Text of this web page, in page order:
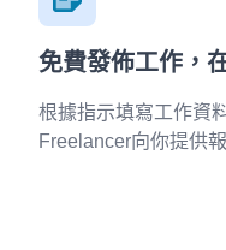
免費發佈工作，
根據指示填寫工作資
Freelancer向你提供